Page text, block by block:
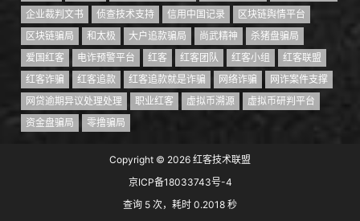
企业裁判文书
侦查技术支持 信用中国记录
区块链舆情平台
区块链骗局
和太极 大户追款骗局 尚武精神
杀猪盘骗局
爱国红客
电诈预警平台 红客 红客团队 红客小组
红客联盟
红客诈骗
红客追款 红客追款就是诈骗 网络诈骗
网诈案件支撑
网贷逾期异议处理处理
职业红客 虚拟币溯源
虚拟币研判平台
资金盘骗局
零撸骗局
Copyright © 2026 红客技术联盟
京ICP备18033743号-4
查询 5 次，耗时 0.2018 秒